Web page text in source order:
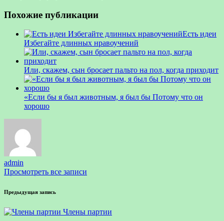
Похожие публикации
Есть идеи
Избегайте длинных нравоучений
Или, скажем, сын бросает пальто на пол, когда приходит
«Если бы я был животным, я был бы Потому что он
хорошо
admin
Просмотреть все записи
Навигация
по
Предыдущая запись
Члены партии